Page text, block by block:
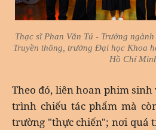
Thạc sĩ Phan Văn Tú - Trưởng
Truyền thông, trường Đại học Khoa
Hồ Chí
Theo đó, liên hoan phim
trình chiếu tác phẩm mà
trường "thực chiến"; nơi quá